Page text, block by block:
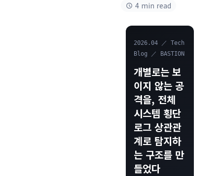
4 min read
2026.04 ／ Tech
Blog ／ BASTION
개별로는 보
이지 않는 공
격을, 전체
시스템 횡단
로그 상관관
계로 탐지하
는 구조를 만
들었다